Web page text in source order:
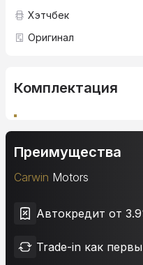
Хэтчбек
Оригинал
Комплектация
Преимущества
Carwin Motors
Автокредит от
Trade-in как